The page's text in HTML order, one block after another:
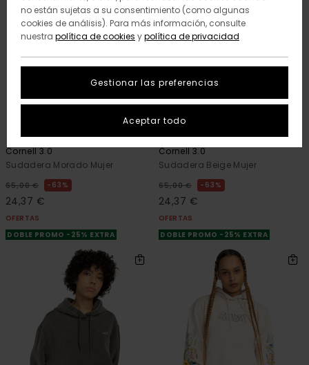
RECYCLED
Cornell 3.0
Sudadera Morado Mujer
65,00 € 63%
24,37 €
OFERTAS
DOBLE PROMO -25% EXTRA
Cornell 3.0
Sudadera Beige Mujer
65,00 € 63%
24,37 €
OFERTAS
DOBLE PROMO -25% EXTRA
no están sujetas a su consentimiento (como algunas
cookies de análisis). Para más información, consulte
nuestra política de cookies ypolítica de privacidad
Gestionar las preferencias
Aceptar todo